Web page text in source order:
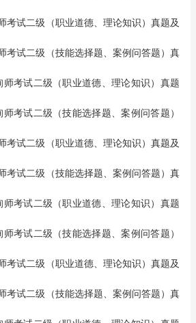
考试二级（职业道德、理论知识）真题及
考试二级（技能选择题、案例问答题）真
师考试二级（职业道德、理论知识）真题
师考试二级（技能选择题、案例问答题）
考试二级（职业道德、理论知识）真题及
考试二级（技能选择题、案例问答题）真
师考试二级（职业道德、理论知识）真题
师考试二级（技能选择题、案例问答题）
考试二级（职业道德、理论知识）真题及
考试二级（技能选择题、案例问答题）真